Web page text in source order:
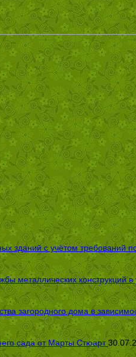
зданий с учётом требований
металлических конструкций в
загородного дома в
сада от Марты Стюарт